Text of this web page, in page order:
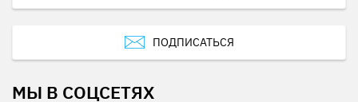
ПОДПИСАТЬСЯ
МЫ В СОЦСЕТЯХ